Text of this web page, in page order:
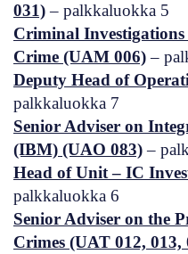
031)– palkkaluokka 5
Criminal
Crime (UAM 006)–
Deputy Head of
palkkaluokka 7
Senior Adviser on
(IBM) (UAO 083)–
Head of Unit – IC
palkkaluokka 6
Senior Adviser on the
Crimes (UAT 012, 013,